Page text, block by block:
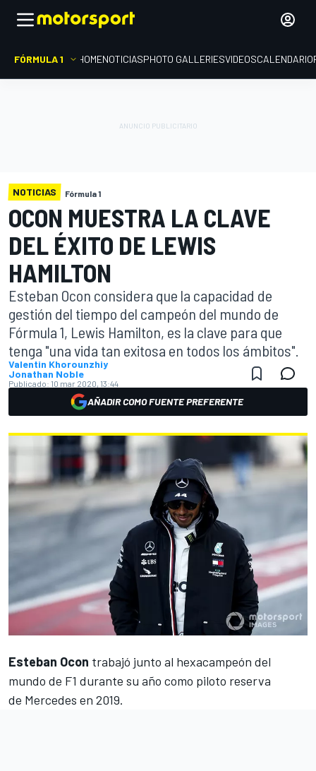
FÓRMULA 1 HOMENOTICIASPHOTO GALLERIESVIDEOSCALENDARIO
NOTICIAS Fórmula 1
OCON MUESTRA LA CLAVE
DEL ÉXITO DE LEWIS
HAMILTON
Esteban Ocon considera que la capacidad de
gestión del tiempo del campeón del mundo de
Fórmula 1, Lewis Hamilton, es la clave para que
tenga "una vida tan exitosa en todos los ámbitos".
Valentin Khorounzhiy
Jonathan Noble
Publicado: 10 mar 2020, 13:44
AÑADIR COMO FUENTE PREFERENTE
Esteban Ocon trabajó junto al hexacampeón del
mundo de F1 durante su año como piloto reserva
de Mercedes en 2019.